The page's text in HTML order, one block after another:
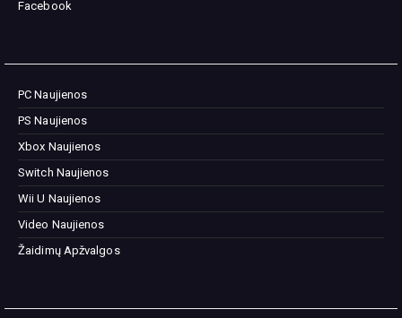
Facebook
PC Naujienos
PS Naujienos
Xbox Naujienos
Switch Naujienos
Wii U Naujienos
Video Naujienos
Žaidimų Apžvalgos